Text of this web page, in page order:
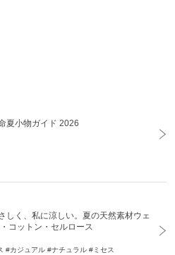
夏小物ガイド 2026
しく、私に涼しい。夏の天然素材ウェ
コットン・セルロース
#カジュアル #ナチュラル #ミセス